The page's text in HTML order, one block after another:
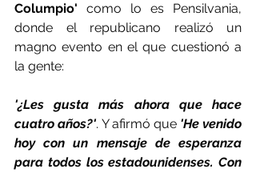
Columpio' como lo es Pensilvania,
donde el republicano realizó un
magno evento en el que cuestionó a
la gente:
'¿Les gusta más ahora que hace
cuatro años?'. Y afirmó que 'He venido
hoy con un mensaje de esperanza
para todos los estadounidenses. Con